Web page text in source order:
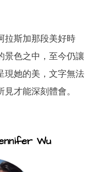
拉斯加那段美好時
景色之中，至今仍讓
現她的美，文字無法
才能深刻體會。
Wu